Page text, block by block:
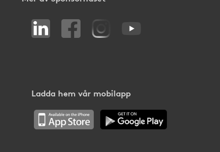
Ladda hem vår mobilapp